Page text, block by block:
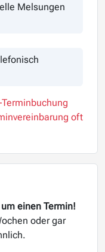
Melsungen
oft
einen Termin!
oder gar